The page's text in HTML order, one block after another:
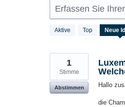
Erfassen Sie
Aktive Top Neue
26
gefundene
Hallo
die
1
Stimme
Abstimmen